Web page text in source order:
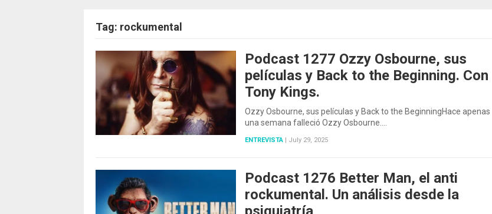
Tag: rockumental
Podcast 1277 Ozzy Osbourne, sus
películas y Back to the Beginning. Con
Tony Kings.
Ozzy Osbourne, sus películas y Back to the BeginningHace apenas
una semana falleció Ozzy Osbourne.…
ENTREVISTA | July 29, 2025
Podcast 1276 Better Man, el anti
rockumental. Un análisis desde la
POSTS NAVIGATION